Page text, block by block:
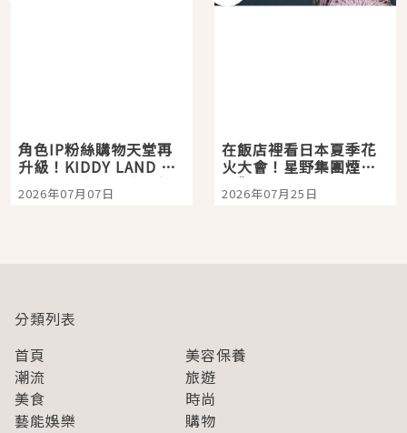
角色IP粉絲購物天堂再
升級！KIDDY LAND 原
宿店吉伊卡哇迎客，新
開幕 OMOKADO 店3分
2026年07月07日
在飯店裡看日本夏季花
火大會！星野集團煙火
景觀飯店6選，讓你不用
人擠人悠閒欣賞
2026年07月25日
分類列表
首頁
美容保養
潮流
旅遊
美食
時尚
藝能娛樂
購物